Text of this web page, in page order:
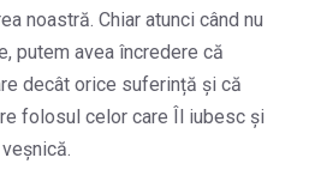
noastră. Chiar atunci când nu
putem avea încredere că
decât orice suferință și că
folosul celor care Îl iubesc și